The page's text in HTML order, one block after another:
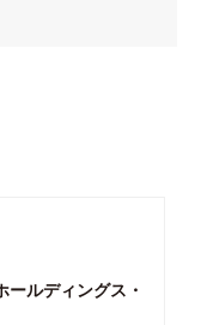
ルディングス・